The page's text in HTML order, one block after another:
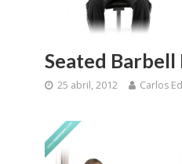
Seated Barbell
25 abril, 2012 Carlos